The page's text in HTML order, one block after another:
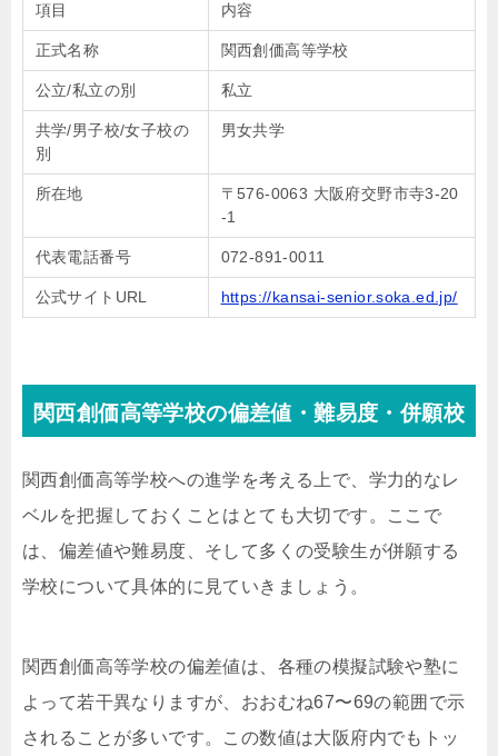
項目 内容
正式名称 関西創価高等学校
公立/私立の別 私立
共学/男子校/女子校の
別
男女共学
所在地
〒576-0063 大阪府交野市寺3-20
-1
代表電話番号 072-891-0011
公式サイトURL https://kansai-senior.soka.ed.jp/
関西創価高等学校の偏差値・難易度・併願校
関西創価高等学校への進学を考える上で、学力的なレ
ベルを把握しておくことはとても大切です。ここで
は、偏差値や難易度、そして多くの受験生が併願する
学校について具体的に見ていきましょう。
関西創価高等学校の偏差値は、各種の模擬試験や塾に
よって若干異なりますが、おおむね67〜69の範囲で示
されることが多いです。この数値は大阪府内でもトッ